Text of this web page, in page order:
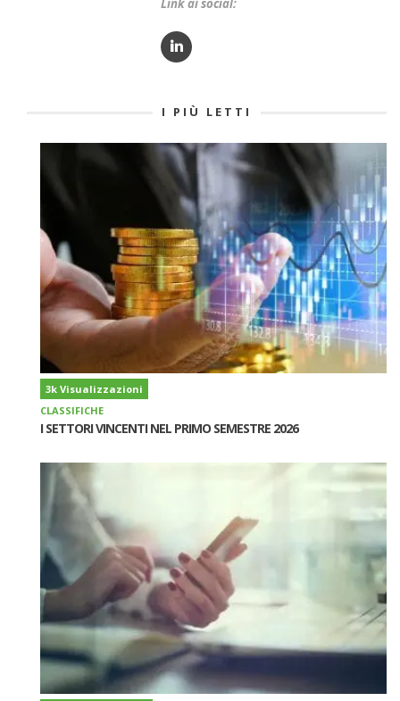
Link ai social:
I PIÙ LETTI
3k Visualizzazioni
CLASSIFICHE
I SETTORI VINCENTI NEL PRIMO SEMESTRE 2026